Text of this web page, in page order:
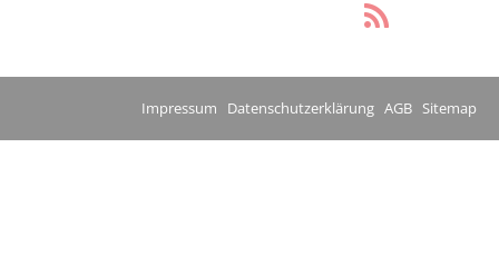
Impressum Datenschutzerklärung AGB Sitemap